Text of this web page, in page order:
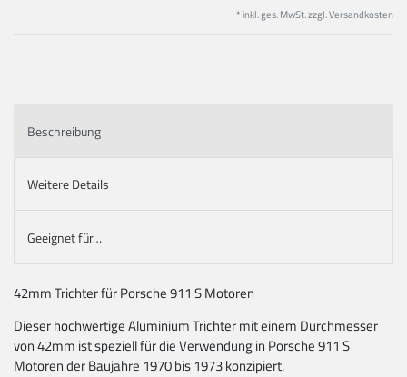
* inkl. ges. MwSt. zzgl.Versandkosten
Beschreibung
Weitere Details
Geeignet für…
42mm Trichter für Porsche 911 S Motoren
Dieser hochwertige Aluminium Trichter mit einem Durchmesser
von 42mm ist speziell für die Verwendung in Porsche 911 S
Motoren der Baujahre 1970 bis 1973 konzipiert.